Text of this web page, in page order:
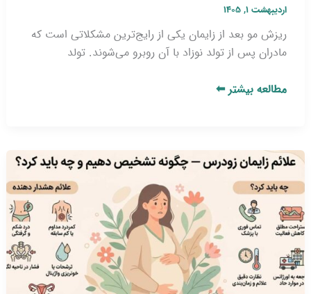
اردیبهشت ۱, ۱۴۰۵
ریزش مو بعد از زایمان یکی از رایج‌ترین مشکلاتی است که
مادران پس از تولد نوزاد با آن روبرو می‌شوند. تولد
مطالعه بیشتر ⬅
علائم
زودرس
_
چگونه
تشخیص
دهیم
و